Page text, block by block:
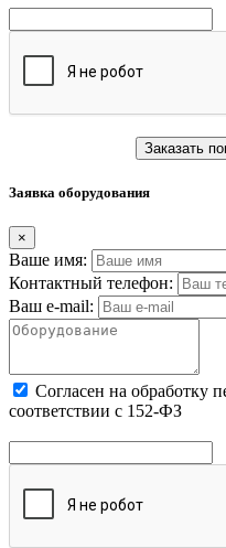
Заказать
Заявка оборудования
×
Ваше имя:
Контактный телефон:
Ваш e-mail:
Cогласен на обработку
соответствии с 152-ФЗ